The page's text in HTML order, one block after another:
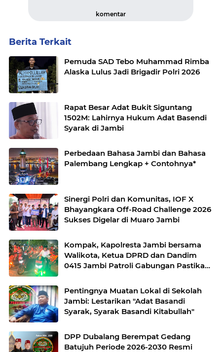
komentar
Berita Terkait
Pemuda SAD Tebo Muhammad Rimba
Alaska Lulus Jadi Brigadir Polri 2026
Rapat Besar Adat Bukit Siguntang
1502M: Lahirnya Hukum Adat Basendi
Syarak di Jambi
Perbedaan Bahasa Jambi dan Bahasa
Palembang Lengkap + Contohnya*
Sinergi Polri dan Komunitas, IOF X
Bhayangkara Off-Road Challenge 2026
Sukses Digelar di Muaro Jambi
Kompak, Kapolresta Jambi bersama
Walikota, Ketua DPRD dan Dandim
0415 Jambi Patroli Gabungan Pastikan
Pentingnya Muatan Lokal di Sekolah
Jambi: Lestarikan "Adat Basandi
Syarak, Syarak Basandi Kitabullah"
DPP Dubalang Berempat Gedang
Batujuh Periode 2026-2030 Resmi